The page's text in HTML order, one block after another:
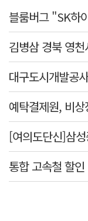
[여의도단신]삼
통합 고속철 할